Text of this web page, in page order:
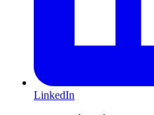
LinkedIn